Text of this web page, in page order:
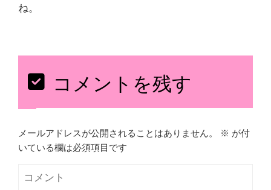
ね。
コメントを残す
メールアドレスが公開されることはありません。 ※ が付
いている欄は必須項目です